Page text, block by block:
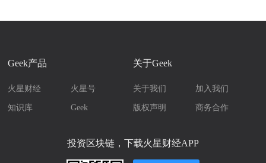
Geek产品
火星财经 火星号
知识库 Geek
关于Geek
关于我们 加入我们
版权声明 商务合作
投资区块链，下载火星财经APP